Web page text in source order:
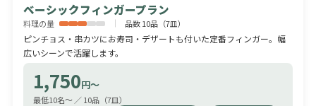
ベーシックフィンガープラン
料理の量 品数 10品（7皿）
ピンチョス・串カツにお寿司・デザートも付いた定番フィンガー。幅
広いシーンで活躍します。
1,750円〜
最低10名〜 ／ 10品（7皿）